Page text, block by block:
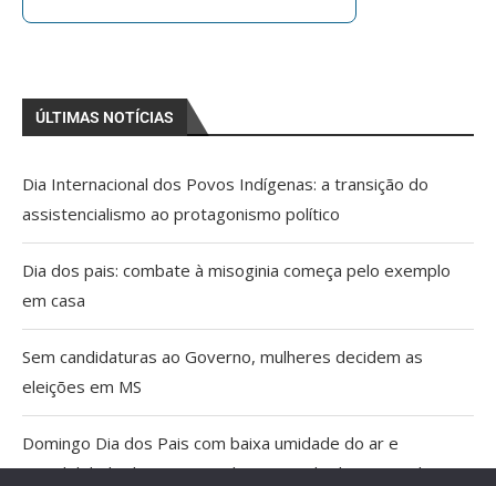
ÚLTIMAS NOTÍCIAS
Dia Internacional dos Povos Indígenas: a transição do
assistencialismo ao protagonismo político
Dia dos pais: combate à misoginia começa pelo exemplo
em casa
Sem candidaturas ao Governo, mulheres decidem as
eleições em MS
Domingo Dia dos Pais com baixa umidade do ar e
possibilidade de tempestade no Estado do Pantanal